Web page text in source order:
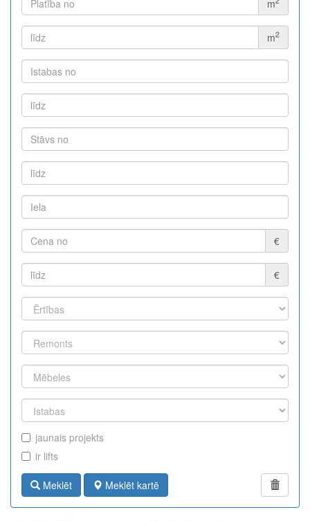
m
m2
€
€
jaunais projekts
ir lifts
Meklēt Meklēt kartē